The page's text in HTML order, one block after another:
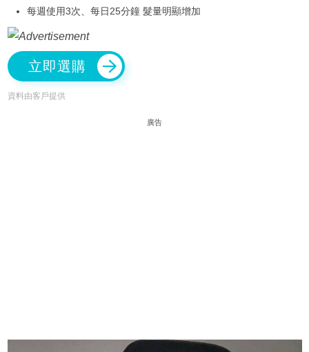
每週使用3次、每日25分鐘 髮量明顯增加
立即選購
資料由客戶提供
廣告